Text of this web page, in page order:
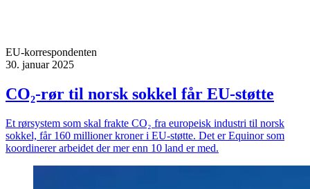
EU-korrespondenten
30. januar 2025
CO₂-rør til norsk sokkel får EU-støtte
Et rørsystem som skal frakte CO₂ fra europeisk industri til norsk
sokkel, får 160 millioner kroner i EU-støtte. Det er Equinor som
koordinerer arbeidet der mer enn 10 land er med.